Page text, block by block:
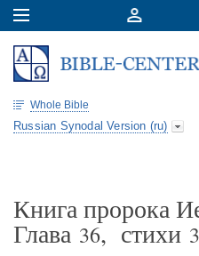
Whole Bible
Russian Synodal Version (ru)
Книга пророка
Глава 36, стихи